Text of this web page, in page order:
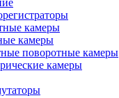
камеры
камеры
поворотные камеры
камеры